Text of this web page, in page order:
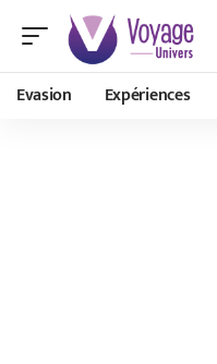
Evasion Expériences